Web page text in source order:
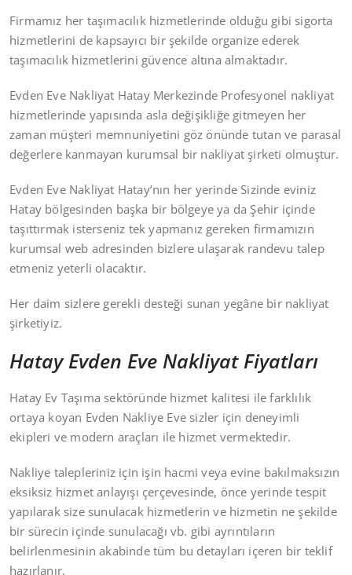
Firmamız her taşımacılık hizmetlerinde olduğu gibi sigorta
hizmetlerini de kapsayıcı bir şekilde organize ederek
taşımacılık hizmetlerini güvence altına almaktadır.
Evden Eve Nakliyat Hatay Merkezinde Profesyonel nakliyat
hizmetlerinde yapısında asla değişikliğe gitmeyen her
zaman müşteri memnuniyetini göz önünde tutan ve parasal
değerlere kanmayan kurumsal bir nakliyat şirketi olmuştur.
Evden Eve Nakliyat Hatay’nın her yerinde Sizinde eviniz
Hatay bölgesinden başka bir bölgeye ya da Şehir içinde
taşıttırmak isterseniz tek yapmanız gereken firmamızın
kurumsal web adresinden bizlere ulaşarak randevu talep
etmeniz yeterli olacaktır.
Her daim sizlere gerekli desteği sunan yegâne bir nakliyat
şirketiyiz.
Hatay Evden Eve Nakliyat Fiyatları
Hatay Ev Taşıma sektöründe hizmet kalitesi ile farklılık
ortaya koyan Evden Nakliye Eve sizler için deneyimli
ekipleri ve modern araçları ile hizmet vermektedir.
Nakliye talepleriniz için işin hacmi veya evine bakılmaksızın
eksiksiz hizmet anlayışı çerçevesinde, önce yerinde tespit
yapılarak size sunulacak hizmetlerin ve hizmetin ne şekilde
bir sürecin içinde sunulacağı vb. gibi ayrıntıların
belirlenmesinin akabinde tüm bu detayları içeren bir teklif
hazırlanır.